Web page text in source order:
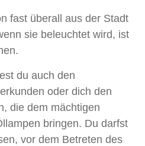
fast überall aus der Stadt
sie beleuchtet wird, ist
du auch den
oder dich den
die dem mächtigen
bringen. Du darfst
vor dem Betreten des